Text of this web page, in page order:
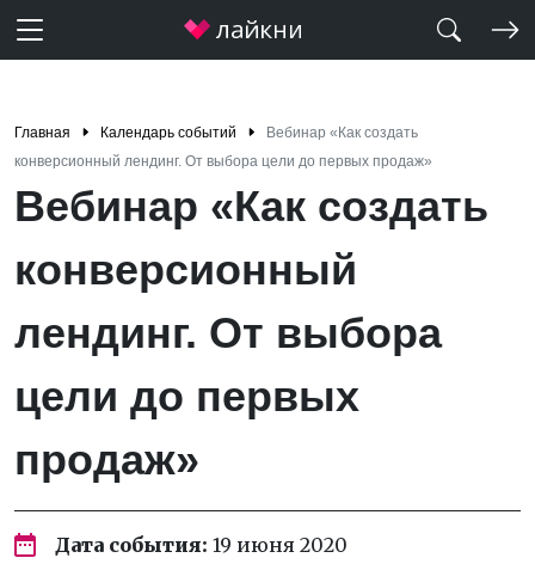
Главная Календарь событий
Вебинар «Как создать
конверсионный лендинг. От выбора цели до первых продаж»
Вебинар «Как создать
конверсионный
лендинг. От выбора
цели до первых
продаж»
Дата события: 19 июня 2020